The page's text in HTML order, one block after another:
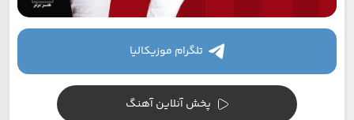
تلگرام موزیکالیا
پخش آنلاین آهنگ